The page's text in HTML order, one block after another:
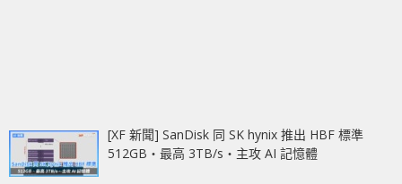
[XF 新聞] SanDisk 同 SK hynix 推出 HBF 標準
512GB‧最高 3TB/s‧主攻 AI 記憶體